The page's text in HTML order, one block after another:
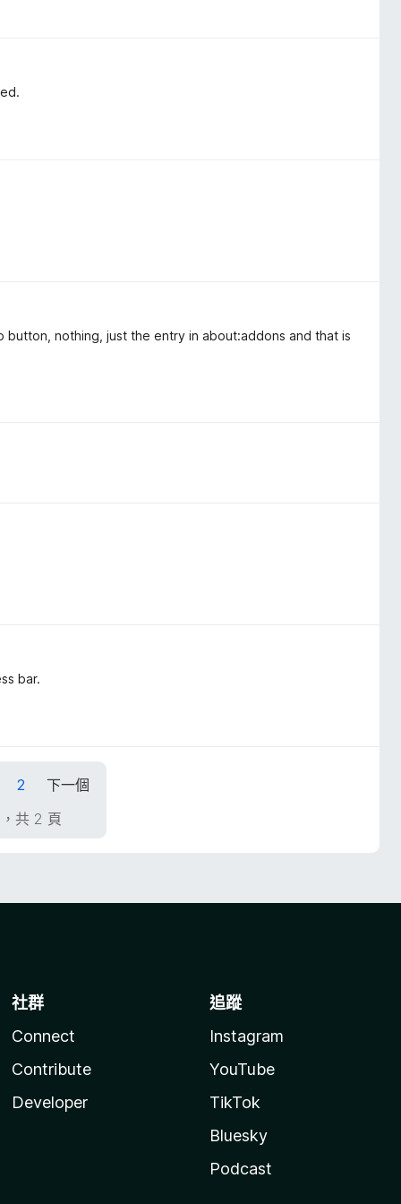
nothing, just the entry in about:addons and that is
bar.
2
下一個
共 2 頁
社群
Connect
Contribute
Developer
追蹤
Instagram
YouTube
TikTok
Bluesky
Podcast